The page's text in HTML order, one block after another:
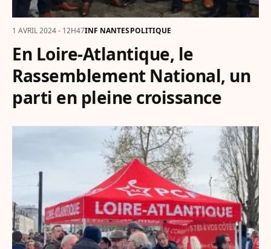
1 AVRIL 2024 - 12H47INF NANTESPOLITIQUE
En Loire-Atlantique, le
Rassemblement National, un
parti en pleine croissance